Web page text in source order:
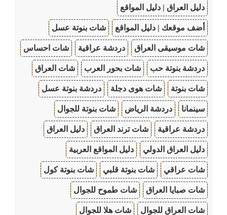
دليل العراق | دليل المواقع
أضف موقعك | دليل المواقع شات بنوتة عسل
شات موسيقى العراق دردشة عراقية شات احساس
دردشة بنوتة حب شات بحور العرب شات العراق
شات بنوتة شات هوى دجلة دردشة بنوتة عسل
سينمانا دردشة الرياض شات بنوتة للجوال
دردشة عراقية شات ترند العراق دليل العراق
دليل العراق الدولي دليل المواقع العربية
شات عراقي شات بنوتة قلبي شات بنوتة كول
شات صبايا العراق شات طموح للجوال
شات العراق للجوال شات هلا للجوال